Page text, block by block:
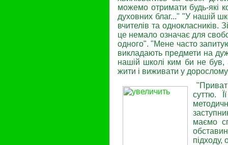
можемо отримати будь-які
духовних благ..." "У нашій
вчителів та одноклас­ників.
це немало означає для
од­ного". "Мене часто
викладають предмети на
нашій школі ким би не був,
жити і виживати у дорослому
суттю.
маємо
підходу,